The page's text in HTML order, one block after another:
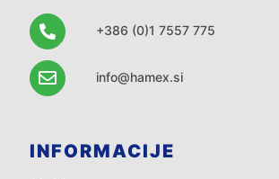
+386 (0)1 7557 775
info@hamex.si
INFORMACIJE